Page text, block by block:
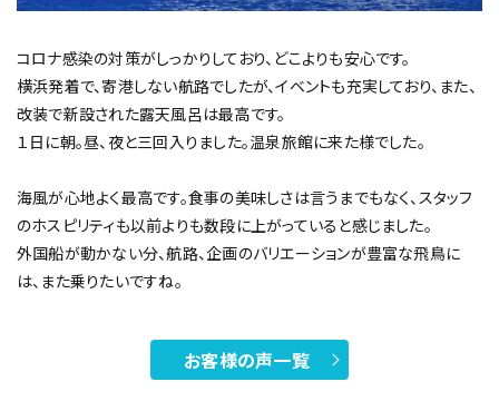
コロナ感染の対策がしっかりしており、どこよりも安心です。
横浜発着で、寄港しない航路でしたが、イベントも充実しており、また、
改装で新設された露天風呂は最高です。
１日に朝。昼、夜と三回入りました。温泉旅館に来た様でした。
海風が心地よく最高です。食事の美味しさは言うまでもなく、スタッフ
のホスピリティも以前よりも数段に上がっていると感じました。
外国船が動かない分、航路、企画のバリエーションが豊富な飛鳥に
は、また乗りたいですね。
お客様の声一覧